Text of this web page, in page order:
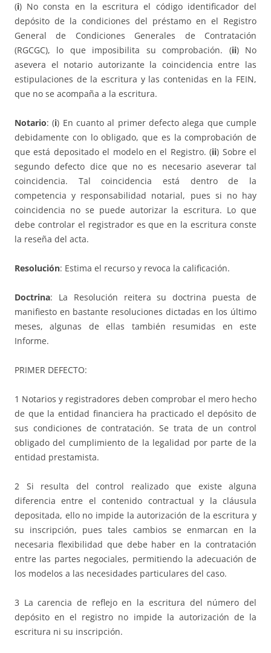
(i) No consta en la escritura el código identificador del
depósito de la condiciones del préstamo en el Registro
General de Condiciones Generales de Contratación
(RGCGC), lo que imposibilita su comprobación. (ii) No
asevera el notario autorizante la coincidencia entre las
estipulaciones de la escritura y las contenidas en la FEIN,
que no se acompaña a la escritura.
Notario: (i) En cuanto al primer defecto alega que cumple
debidamente con lo obligado, que es la comprobación de
que está depositado el modelo en el Registro. (ii) Sobre el
segundo defecto dice que no es necesario aseverar tal
coincidencia. Tal coincidencia está dentro de la
competencia y responsabilidad notarial, pues si no hay
coincidencia no se puede autorizar la escritura. Lo que
debe controlar el registrador es que en la escritura conste
la reseña del acta.
Resolución: Estima el recurso y revoca la calificación.
Doctrina: La Resolución reitera su doctrina puesta de
manifiesto en bastante resoluciones dictadas en los último
meses, algunas de ellas también resumidas en este
Informe.
PRIMER DEFECTO:
1 Notarios y registradores deben comprobar el mero hecho
de que la entidad financiera ha practicado el depósito de
sus condiciones de contratación. Se trata de un control
obligado del cumplimiento de la legalidad por parte de la
entidad prestamista.
2 Si resulta del control realizado que existe alguna
diferencia entre el contenido contractual y la cláusula
depositada, ello no impide la autorización de la escritura y
su inscripción, pues tales cambios se enmarcan en la
necesaria flexibilidad que debe haber en la contratación
entre las partes negociales, permitiendo la adecuación de
los modelos a las necesidades particulares del caso.
3 La carencia de reflejo en la escritura del número del
depósito en el registro no impide la autorización de la
escritura ni su inscripción.